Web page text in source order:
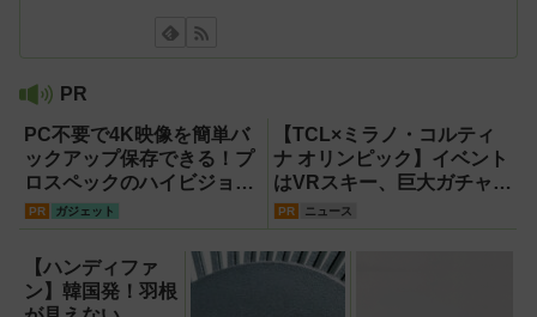
PR
PC不要で4K映像を簡単バ
ックアップ保存できる！プ
ロスペックのハイビジョン
レコーダー『HVE705-
PR ガジェット
【TCL×ミラノ・コルティ
ナ オリンピック】イベント
はVRスキー、巨大ガチャな
どのイマーシブ体験が目白
PR ニュース
【ハンディファ
ン】韓国発！羽根